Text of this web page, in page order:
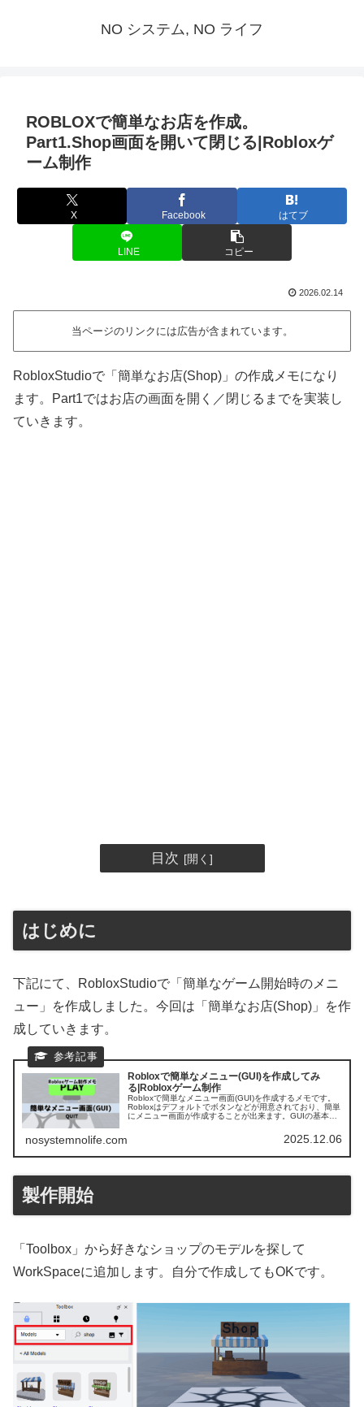
NO システム, NO ライフ
ROBLOXで簡単なお店を作成。
Part1.Shop画面を開いて閉じる|Robloxゲ
ーム制作
X Facebook はてブ
LINE コピー
2026.02.14
当ページのリンクには広告が含まれています。
RobloxStudioで「簡単なお店(Shop)」の作成メモになり
ます。Part1ではお店の画面を開く／閉じるまでを実装し
ていきます。
目次
はじめに
下記にて、RobloxStudioで「簡単なゲーム開始時のメニ
ュー」を作成しました。今回は「簡単なお店(Shop)」を作
成していきます。
Robloxで簡単なメニュー(GUI)を作成してみ
る|Robloxゲーム制作
Robloxで簡単なメニュー画面(GUI)を作成するメモです。
Robloxはデフォルトでボタンなどが用意されており、簡単
にメニュー画面が作成することが出来ます。GUIの基本を
nosystemnolife.com 2025.12.06
製作開始
「Toolbox」から好きなショップのモデルを探して
WorkSpaceに追加します。自分で作成してもOKです。